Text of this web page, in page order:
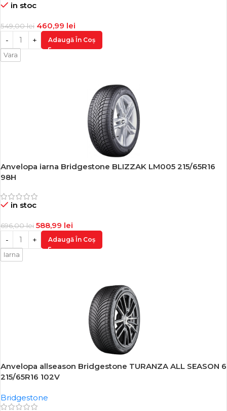
in stoc
549,00lei 460,99 lei
Adaugă În Coș
Vara
-15%
Anvelopa iarna Bridgestone BLIZZAK LM005 215/65R16
98H
in stoc
696,00lei 588,99 lei
Adaugă În Coș
Iarna
-15%
Anvelopa allseason Bridgestone TURANZA ALL SEASON 6
215/65R16 102V
Bridgestone